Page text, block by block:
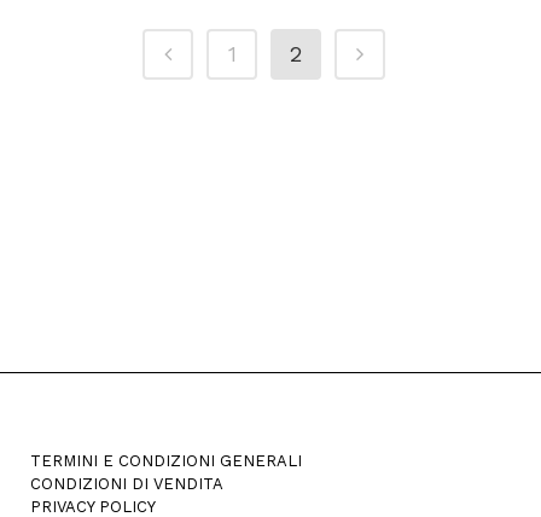
1 2
TERMINI E CONDIZIONI GENERALI
CONDIZIONI DI VENDITA
PRIVACY POLICY